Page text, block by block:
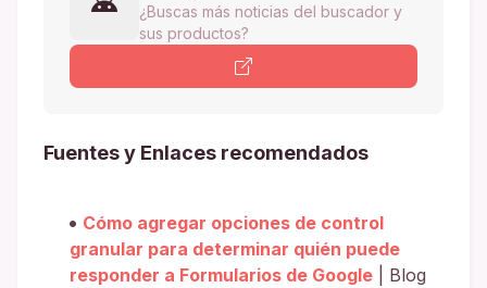
¿Buscas más noticias del buscador y
sus productos?
Fuentes y Enlaces recomendados
Cómo agregar opciones de control
granular para determinar quién puede
responder a Formularios de Google | Blog